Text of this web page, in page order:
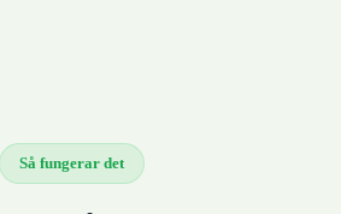
Så fungerar det